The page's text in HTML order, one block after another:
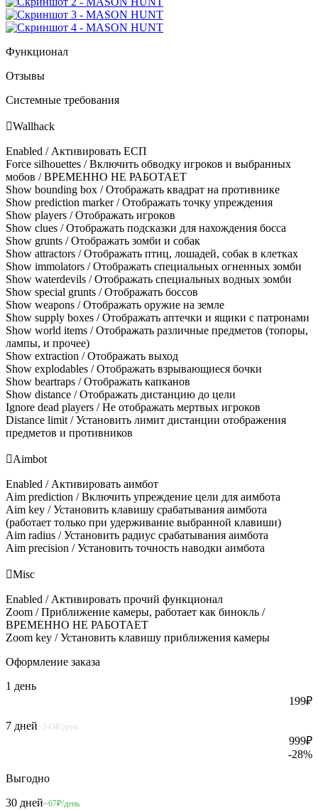
Функционал
Отзывы
Системные требования
Wallhack
Enabled / Активировать ЕСП
Force silhouettes / Включить обводку игроков и выбранных
мобов / ВРЕМЕННО НЕ РАБОТАЕТ
Show bounding box / Отображать квадрат на противнике
Show prediction marker / Отображать точку упреждения
Show players / Отображать игроков
Show clues / Отображать подсказки для нахождения босса
Show grunts / Отображать зомби и собак
Show attractors / Отображать птиц, лошадей, собак в клетках
Show immolators / Отображать специальных огненных зомби
Show waterdevils / Отображать специальных водных зомби
Show special grunts / Отображать боссов
Show weapons / Отображать оружие на земле
Show supply boxes / Отображать аптечки и ящики с патронами
Show world items / Отображать различные предметов (топоры,
лампы, и прочее)
Show extraction / Отображать выход
Show explodables / Отображать взрывающиеся бочки
Show beartraps / Отображать капканов
Show distance / Отображать дистанцию до цели
Ignore dead players / Не отображать мертвых игроков
Distance limit / Установить лимит дистанции отображения
предметов и противников
Aimbot
Enabled / Активировать аимбот
Aim prediction / Включить упреждение цели для аимбота
Aim key / Установить клавишу срабатывания аимбота
(работает только при удерживание выбранной клавиши)
Aim radius / Установить радиус срабатывания аимбота
Aim precision / Установить точность наводки аимбота
Misc
Enabled / Активировать прочий функционал
Zoom / Приближение камеры, работает как бинокль /
ВРЕМЕННО НЕ РАБОТАЕТ
Zoom key / Установить клавишу приближения камеры
Оформление заказа
1 день
199₽
7 дней~143₽/день
999₽
-28%
Выгодно
30 дней~67₽/день